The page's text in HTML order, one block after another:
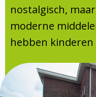
Absentie
Vakanties
Aanmelden
Schoolgids
Gezonde
nostalgisch,
moderne
hebben